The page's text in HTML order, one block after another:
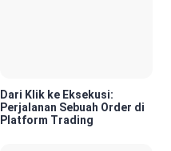
Dari Klik ke Eksekusi:
Perjalanan Sebuah Order di
Platform Trading